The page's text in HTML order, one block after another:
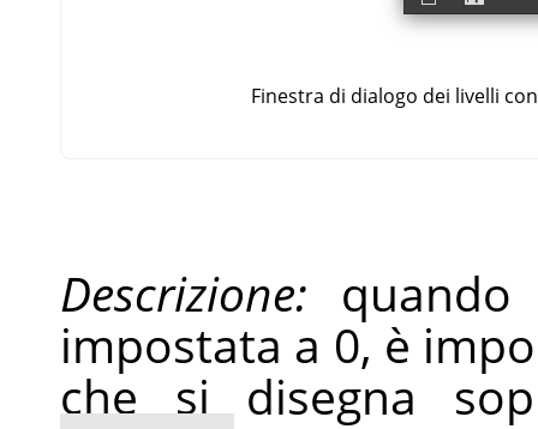
Finestra di dialogo dei livelli
Descrizione:
impostata a 0, è
che si disegna